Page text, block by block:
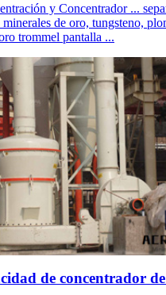
y Concentrador ...
de oro, tungsteno,
trommel pantalla ...
de concentrador